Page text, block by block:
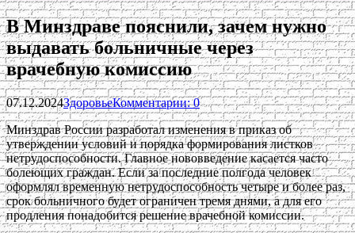
В Минздраве пояснили, зачем нужно
выдавать больничные через
врачебную комиссию
07.12.2024ЗдоровьеКомментарии: 0
Минздрав России разработал изменения в приказ об
утверждении условий и порядка формирования листков
нетрудоспособности. Главное нововведение касается часто
болеющих граждан. Если за последние полгода человек
оформлял временную нетрудоспособность четыре и более раз,
срок больничного будет ограничен тремя днями, а для его
продления понадобится решение врачебной комиссии.